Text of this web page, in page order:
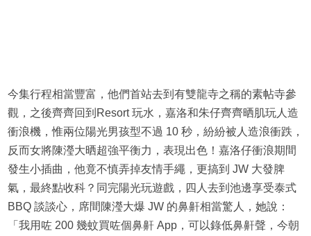
今集行程相當豐富，他們首站去到有雙龍寺之稱的素帖寺參
觀，之後齊齊回到Resort 玩水，嘉洛和朱仔齊齊晒肌玩人造
衝浪機，惟兩位陽光男孩型不過 10 秒，紛紛被人造浪衝跌，
反而女將陳瀅大晒超強平衡力，表現出色！嘉洛仔衝浪期間
發生小插曲，他竟不慎弄掉友情手繩，更搞到 JW 大發脾
氣，最終點收科？同完陽光玩遊戲，四人去到池邊享受泰式
BBQ 談談心，席間陳瀅大爆 JW 的鼻鼾相當驚人，她說：
「我用咗 200 幾蚊買咗個鼻鼾 App，可以錄低鼻鼾聲，今朝